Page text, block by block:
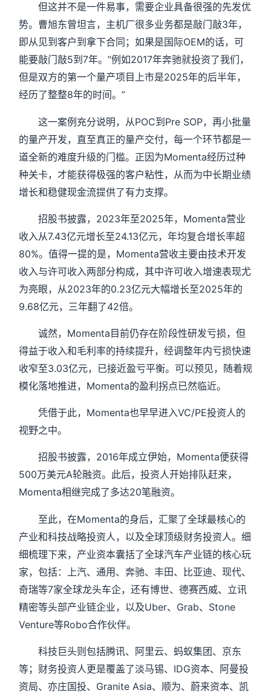
但这并不是一件易事，需要企业具备很强的先发优
势。曹旭东曾坦言，主机厂很多业务都是敲门敲3年，
即从见到客户到拿下合同；如果是国际OEM的话，可
能要敲门敲5到7年。“例如2017年奔驰就投资了我们，
但是双方的第一个量产项目上市是2025年的后半年，
经历了整整8年的时间。”
这一案例充分说明，从POC到Pre SOP，再小批量
的量产开发，直至真正的量产交付，每一个环节都是一
道全新的难度升级的门槛。正因为Momenta经历过种
种关卡，才能获得极强的客户粘性，从而为中长期业绩
增长和稳健现金流提供了有力支撑。
招股书披露，2023年至2025年，Momenta营业
收入从7.43亿元增长至24.13亿元，年均复合增长率超
80%。值得一提的是，Momenta营收主要由技术开发
收入与许可收入两部分构成，其中许可收入增速表现尤
为亮眼，从2023年的0.23亿元大幅增长至2025年的
9.68亿元，三年翻了42倍。
诚然，Momenta目前仍存在阶段性研发亏损，但
得益于收入和毛利率的持续提升，经调整年内亏损快速
收窄至3.03亿元，已接近盈亏平衡。可以预见，随着规
模化落地推进，Momenta的盈利拐点已然临近。
凭借于此，Momenta也早早进入VC/PE投资人的
视野之中。
招股书披露，2016年成立伊始，Momenta便获得
500万美元A轮融资。此后，投资人开始排队赶来，
Momenta相继完成了多达20笔融资。
至此，在Momenta的身后，汇聚了全球最核心的
产业和科技战略投资人，以及全球顶级财务投资人。细
细梳理下来，产业资本囊括了全球汽车产业链的核心玩
家，包括：上汽、通用、奔驰、丰田、比亚迪、现代、
奇瑞等7家全球龙头车企，还有博世、德赛西威、立讯
精密等头部产业链企业，以及Uber、Grab、Stone
Venture等Robo合作伙伴。
科技巨头则包括腾讯、阿里云、蚂蚁集团、京东
等；财务投资人更是覆盖了淡马锡、IDG资本、阿曼投
资局、亦庄国投、Granite Asia、顺为、蔚来资本、凯